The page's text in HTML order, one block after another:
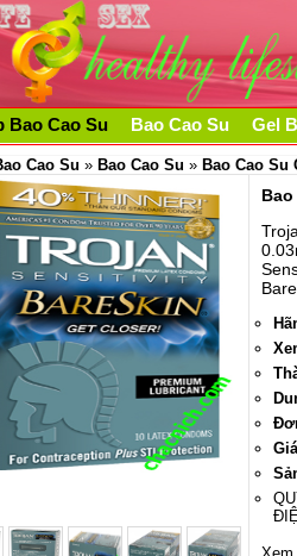
Bao Cao Su Bao Cao Su Gel
Cao Su » Bao Cao Su » Bao Cao Su